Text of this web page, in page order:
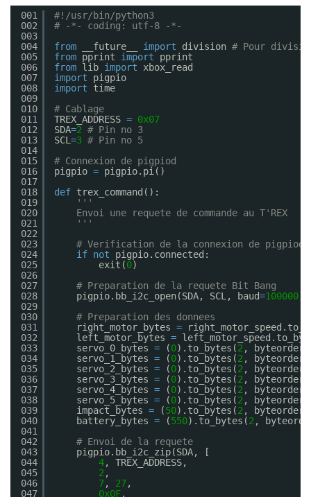
001
002
003
004
005
006
007
008
009
010
011
012
013
014
015
016
017
018
019
020
021
022
023
024
025
026
027
028
029
030
031
032
033
034
035
036
037
038
039
040
041
042
043
044
045
046
047
#!/usr/bin/python3
# -*- coding: utf-8 -*-
from
__future__ import division # Pour
from pprint import
pprint
from lib import
xbox_read
import
pigpio
import
time
# Cablage
TREX_ADDRESS = 0x07
SDA=2 # Pin no 3
SCL=3 # Pin no 5
# Connexion de pigpiod
pigpio = pigpio.pi()
def trex_command():
'''
Envoi une requete de commande au T'REX
'''
# Verification de la connexion de pigpiod
if not
pigpio.connected:
exit(0)
# Preparation de la requete Bit Bang
pigpio.bb_i2c_open(SDA, SCL, baud=100000)
# Preparation des donnees
right_motor_bytes =
left_motor_bytes =
servo_0_bytes = (0).to_bytes(2 , byteorder
servo_1_bytes = (0).to_bytes(2 , byteorder
servo_2_bytes = (0).to_bytes(2 , byteorder
servo_3_bytes = (0).to_bytes(2 , byteorder
servo_4_bytes = (0).to_bytes(2 , byteorder
servo_5_bytes = (0).to_bytes(2 , byteorder
impact_bytes = (50).to_bytes(2 , byteorder
battery_bytes = (550).to_bytes(2 ,
# Envoi de la requete
pigpio.bb_i2c_zip(SDA, [
4,
2
7, 27
0x0F